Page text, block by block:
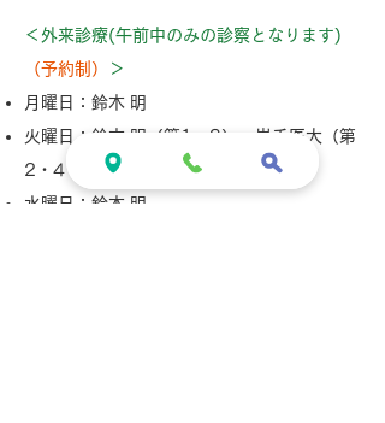
＜外来診療(午前中のみの診察となります)
（予約制）
＞
月曜日：鈴木 明
火曜日：鈴木 明（第1・3）、岩手医大（第
2・4・5）
水曜日：鈴木 明